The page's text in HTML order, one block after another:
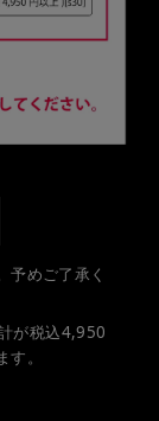
めご了承く
が税込4,950
。